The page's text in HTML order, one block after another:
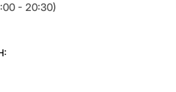
- 20:30)